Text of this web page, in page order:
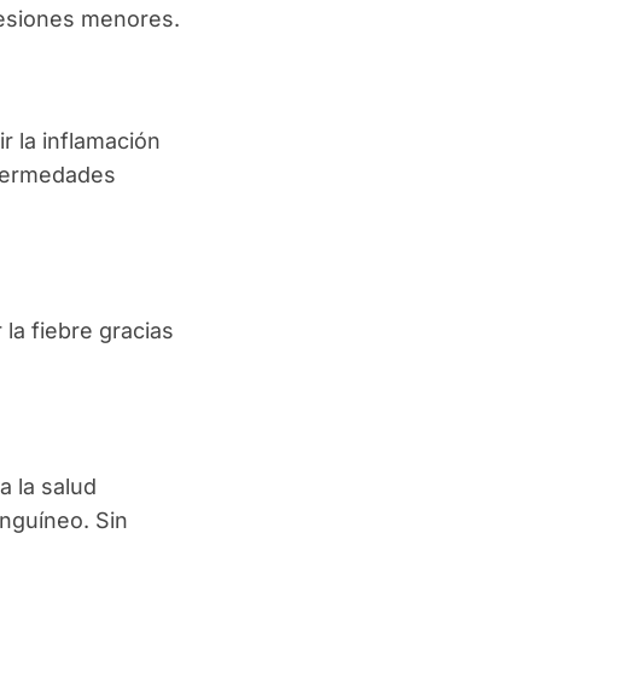
menores.
la inflamación
la fiebre gracias
la salud
Sin